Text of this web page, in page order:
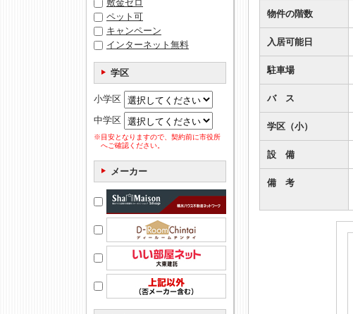
敷金ゼロ
ペット可
キャンペーン
インターネット無料
学区
小学区
中学区
※目安となりますので、契約前に市役所
へご確認ください。
メーカー
物件の階数
入居可能日
駐車場
バ ス
学区（小）
設 備
備 考